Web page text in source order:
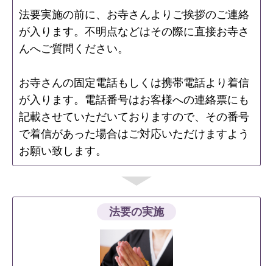
法要実施の前に、お寺さんよりご挨拶のご連絡
が入ります。不明点などはその際に直接お寺さ
んへご質問ください。
お寺さんの固定電話もしくは携帯電話より着信
が入ります。電話番号はお客様への連絡票にも
記載させていただいておりますので、その番号
で着信があった場合はご対応いただけますよう
お願い致します。
法要の実施